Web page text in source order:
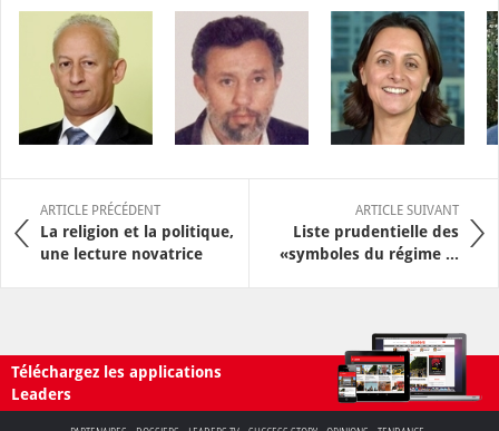
ARTICLE PRÉCÉDENT
La religion et la politique,
une lecture novatrice
ARTICLE SUIVANT
Liste prudentielle des
«symboles du régime ...
Téléchargez les applications
Leaders